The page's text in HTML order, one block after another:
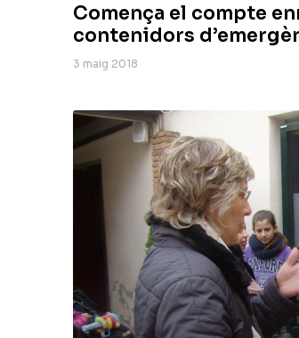
Comença el compte
contenidors
3 maig 2018